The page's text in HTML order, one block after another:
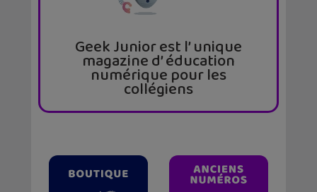
Geek Junior est l’ unique
magazine d’ éducation
numérique pour les
collégiens